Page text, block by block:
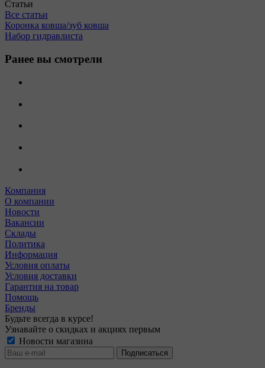
Статьи
Все статьи
Коронка ковша/зуб ковша
Набор гидравлиста
Ранее вы смотрели
Компания
О компании
Новости
Вакансии
Склады
Политика
Информация
Условия оплаты
Условия доставки
Гарантия на товар
Помощь
Бренды
Будьте всегда в курсе!
Узнавайте о скидках и акциях первым
Новости магазина